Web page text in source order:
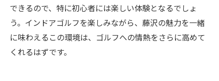
できるので、特に初心者には楽しい体験となるでしょ
う。インドアゴルフを楽しみながら、藤沢の魅力を一緒
に味わえるこの環境は、ゴルフへの情熱をさらに高めて
くれるはずです。